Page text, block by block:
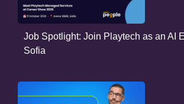
Job Spotlight: Join Playtech as an AI
Sofia